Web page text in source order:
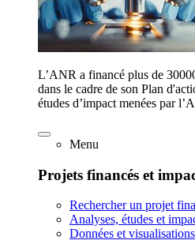
L’ANR a financé plus de
dans le cadre de son Plan
études d’impact menées par
Menu
Projets financés et
Rechercher un projet
Analyses, études et
Données et visualisations